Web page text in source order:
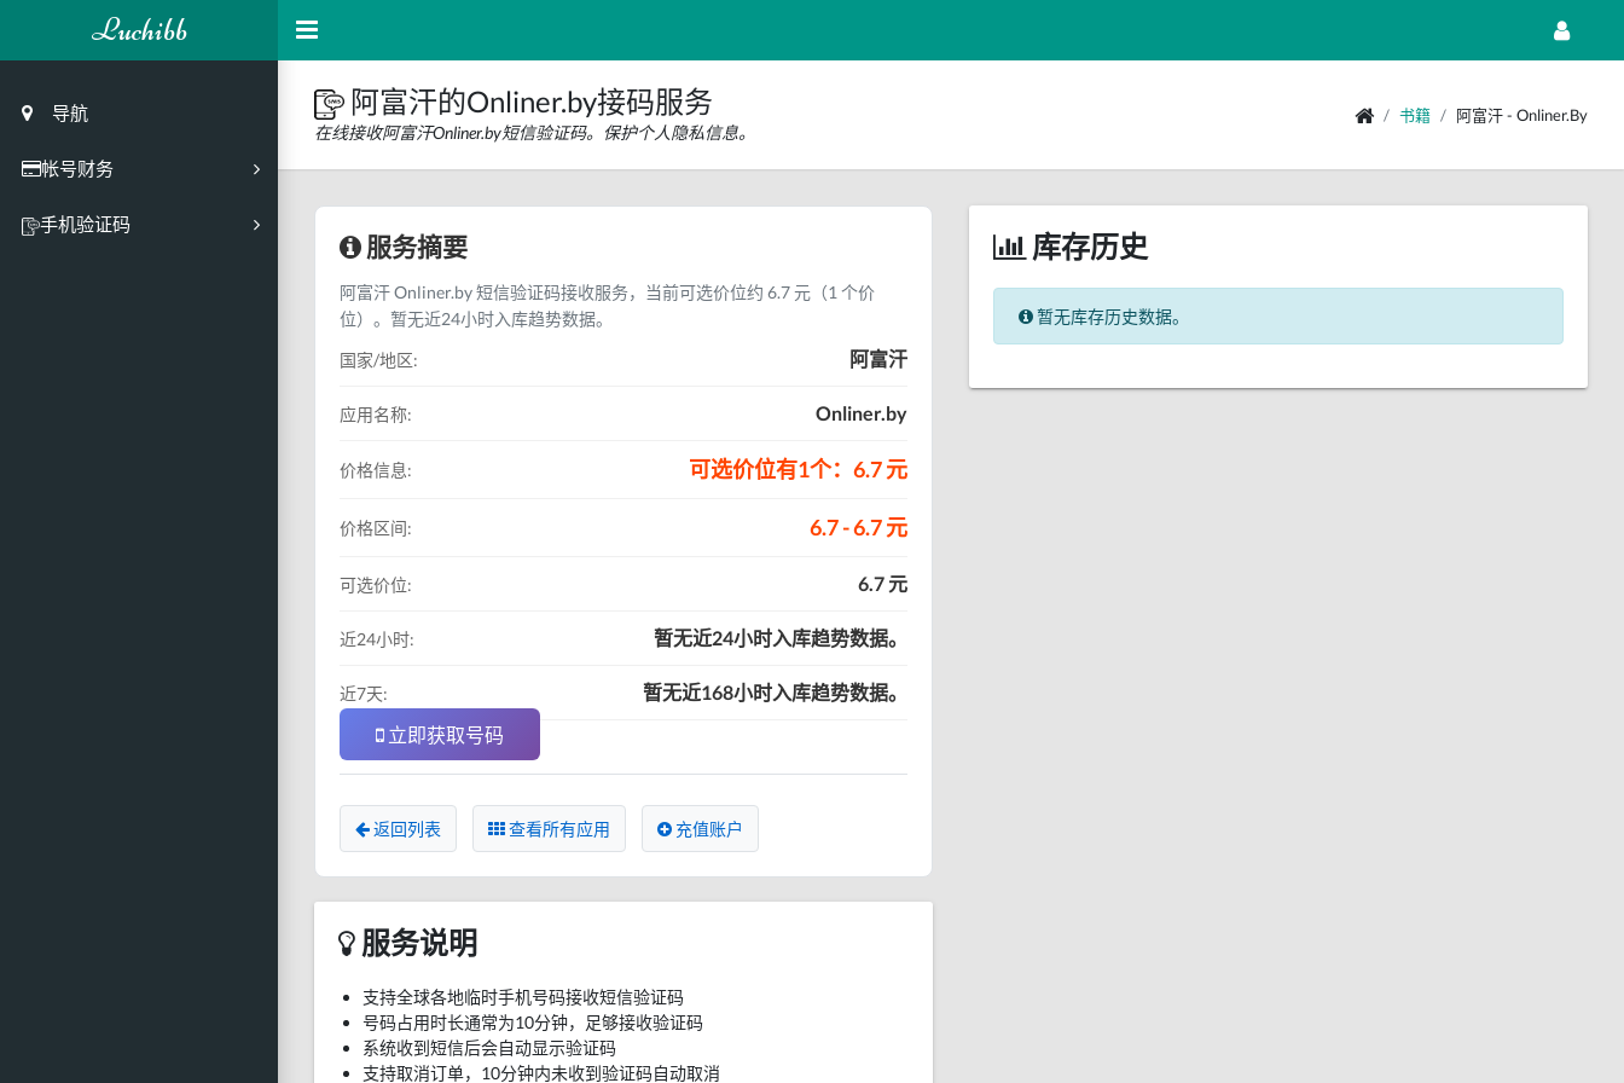
Luchibb
导航
帐号财务
充值
手机验证码
阿富汗的Onliner.by接码服务
在线接收阿富汗Onliner.by短信验证码。保护个人隐私信息。
书籍 阿富汗 - Onliner.by
服务摘要
阿富汗 Onliner.by 短信验证码接收服务，当前可选价位约 6.7 元（1 个价
位）。暂无近24小时入库趋势数据。
国家/地区:
阿富汗
应用名称: Onliner.by
价格信息: 可选价位有1个：6.7 元
价格区间: 6.7 - 6.7 元
可选价位: 6.7 元
近24小时: 暂无近24小时入库趋势数据。
近7天:
暂无近168小时入库趋势数据。
立即获取号码
返回列表 查看所有应用 充值账户
服务说明
支持全球各地临时手机号码接收短信验证码
号码占用时长通常为10分钟，足够接收验证码
系统收到短信后会自动显示验证码
支持取消订单，10分钟内未收到验证码自动取消
库存历史
暂无库存历史数据。